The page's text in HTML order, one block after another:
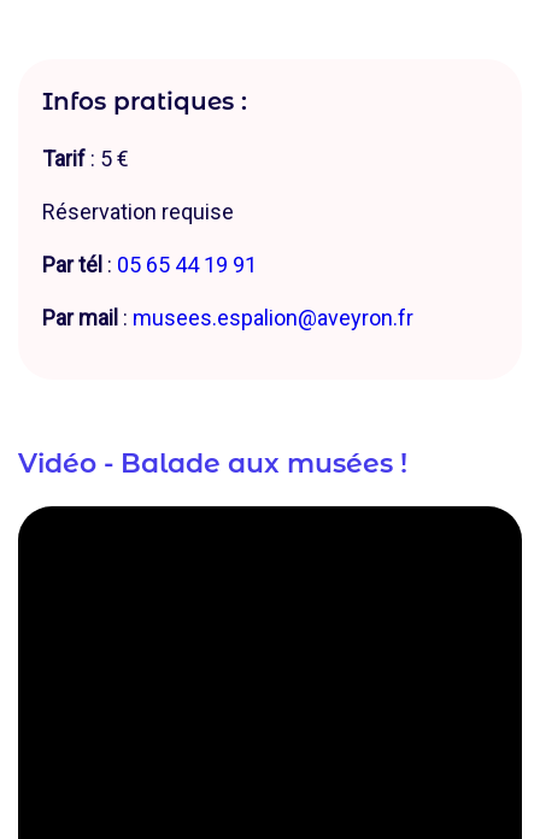
Infos pratiques :
Tarif : 5 €
Réservation requise
Par tél : 05 65 44 19 91
Par mail : musees.espalion@aveyron.fr
Vidéo - Balade aux musées !